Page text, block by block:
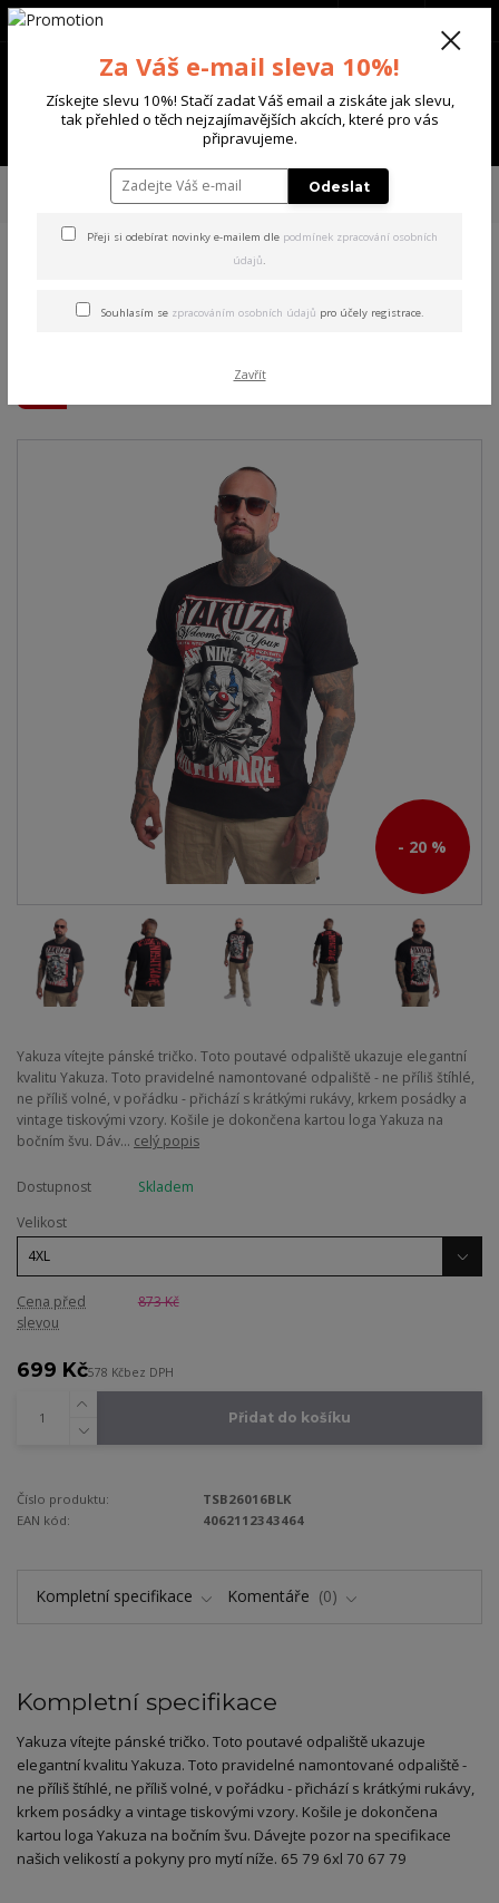
Menu
+420 702 136 620
TRIKA & TÍLKA
Yakuza pánské tričko Welcome Regular
T-Shirt black 4XL
Welcome Regular T-Shirt
- 20 %
Yakuza vítejte pánské tričko. Toto poutavé odpaliště ukazuje elegantní
kvalitu Yakuza. Toto pravidelné namontované odpaliště - ne příliš štíhlé,
ne příliš volné, v pořádku - přichází s krátkými rukávy, krkem posádky a
vintage tiskovými vzory. Košile je dokončena kartou loga Yakuza na
bočním švu. Dáv... celý popis
Dostupnost
Skladem
Velikost
Cena před
slevou
873 Kč
699 Kč578 Kčbez DPH
Přidat do košíku
Číslo produktu:
TSB26016BLK
EAN kód:
4062112343464
Kompletní specifikace Komentáře 0
Kompletní specifikace
Yakuza vítejte pánské tričko. Toto poutavé odpaliště ukazuje
elegantní kvalitu Yakuza. Toto pravidelné namontované odpaliště -
ne příliš štíhlé, ne příliš volné, v pořádku - přichází s krátkými rukávy,
krkem posádky a vintage tiskovými vzory. Košile je dokončena
kartou loga Yakuza na bočním švu. Dávejte pozor na specifikace
našich velikostí a pokyny pro mytí níže. 65 79 6xl 70 67 79
Za Váš e-mail sleva 10%!
Získejte slevu 10%! Stačí zadat Váš email a ziskáte jak slevu,
tak přehled o těch nejzajímavějších akcích, které pro vás
připravujeme.
Odeslat
Přeji si odebírat novinky e-mailem dle podmínek zpracování osobních
údajů.
Souhlasím se zpracováním osobních údajů pro účely registrace.
Zavřít